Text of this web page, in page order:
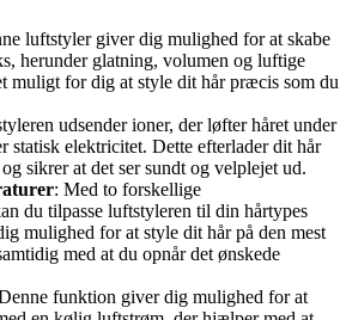
luftstyler giver dig mulighed for at skabe
herunder glatning, volumen og luftige
muligt for dig at style dit hår præcis som du
udsender ioner, der løfter håret under
statisk elektricitet. Dette efterlader dit hår
sikrer at det ser sundt og velplejet ud.
: Med to forskellige
du tilpasse luftstyleren til din hårtypes
mulighed for at style dit hår på den mest
med at du opnår det ønskede
funktion giver dig mulighed for at